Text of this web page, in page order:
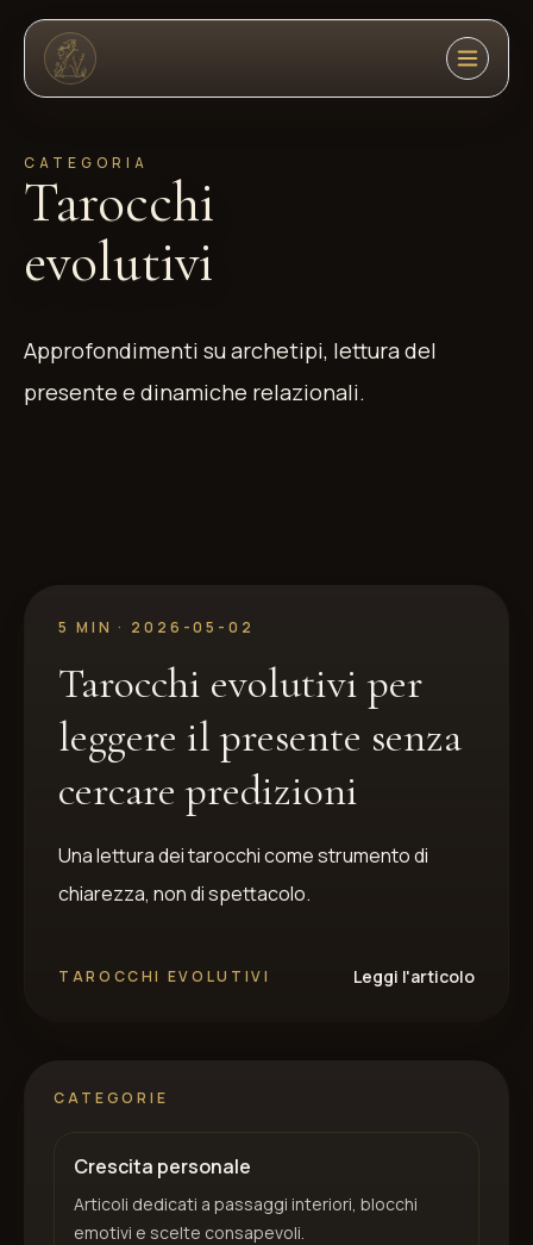
7
9CATEGORIA
Tarocchi
evolutivi
Approfondimenti su archetipi, lettura del
presente e dinamiche relazionali.
5 MIN · 2026-05-02
Tarocchi evolutivi per
leggere il presente senza
cercare predizioni
Una lettura dei tarocchi come strumento di
chiarezza, non di spettacolo.
TAROCCHI EVOLUTIVI Leggi l'articolo
CATEGORIE
Crescita personale
Articoli dedicati a passaggi interiori, blocchi
emotivi e scelte consapevoli.